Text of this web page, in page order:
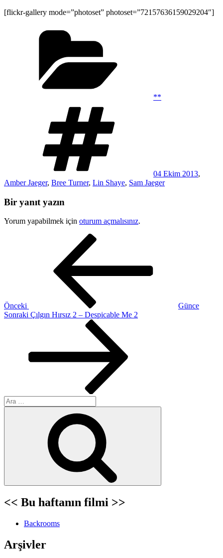
[flickr-gallery mode=”photoset” photoset=”72157636159029204″]
**
04 Ekim 2013,
Amber Jaeger, Bree Turner, Lin Shaye, Sam Jaeger
Bir yanıt yazın
Yorum yapabilmek için oturum açmalısınız.
Önceki
Günce
Sonraki
Sonraki Çılgın Hırsız 2 – Despicable Me 2
Ara:
<< Bu haftanın filmi >>
Backrooms
Arşivler